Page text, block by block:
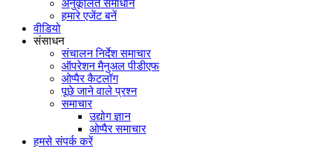
अनुकूलित समाधान
हमारे एजेंट बनें
वीडियो
संसाधन
संचालन निर्देश समाचार
ऑपरेशन मैनुअल पीडीएफ
ओप्पैर कैटलॉग
पूछे जाने वाले प्रश्न
समाचार
उद्योग ज्ञान
ओप्पैर समाचार
हमसे संपर्क करें